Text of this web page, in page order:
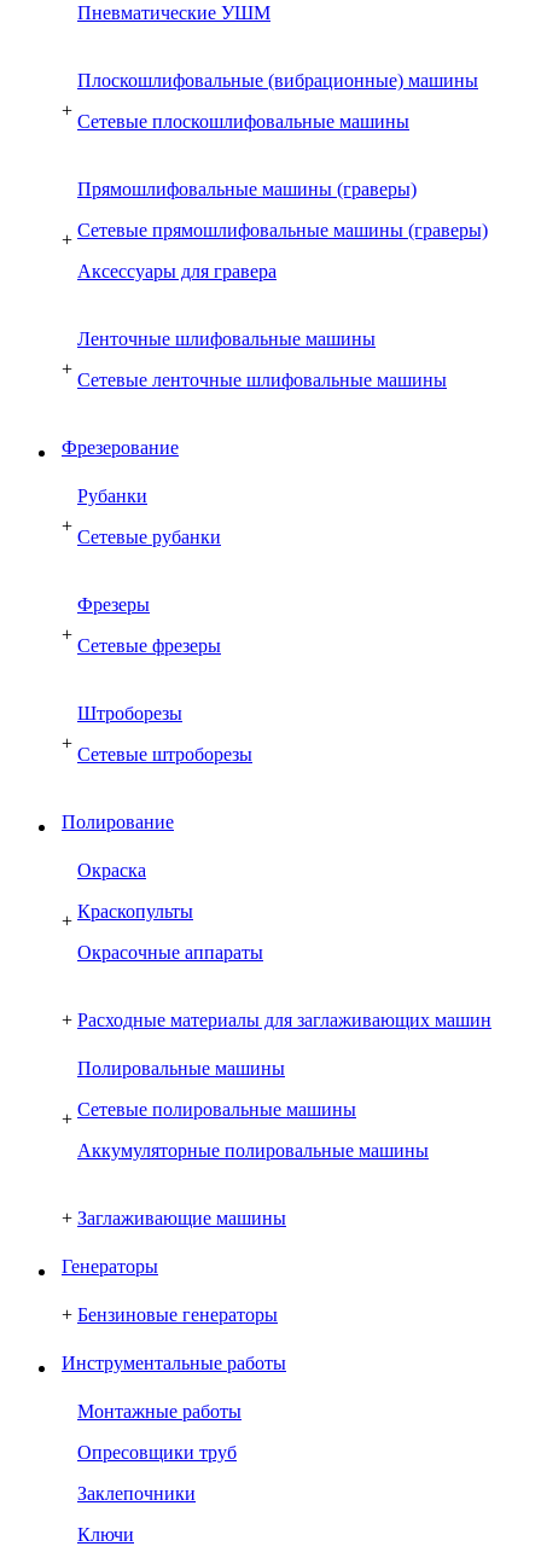
Пневматические УШМ
+
Плоскошлифовальные (вибрационные) машины
Сетевые плоскошлифовальные машины
+
Прямошлифовальные машины (граверы)
Сетевые прямошлифовальные машины (граверы)
Аксессуары для гравера
+
Ленточные шлифовальные машины
Сетевые ленточные шлифовальные машины
Фрезерование
+
Рубанки
Сетевые рубанки
+
Фрезеры
Сетевые фрезеры
+
Штроборезы
Сетевые штроборезы
Полирование
+
Окраска
Краскопульты
Окрасочные аппараты
+ Расходные материалы для заглаживающих машин
+
Полировальные машины
Сетевые полировальные машины
Аккумуляторные полировальные машины
+ Заглаживающие машины
Генераторы
+ Бензиновые генераторы
Инструментальные работы
Монтажные работы
Опресовщики труб
Заклепочники
Ключи